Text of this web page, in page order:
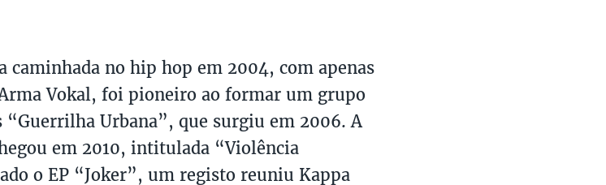
caminhada no hip hop em 2004, com apenas
Vokal, foi pioneiro ao formar um grupo
“Guerrilha Urbana”, que surgiu em 2006. A
em 2010, intitulada “Violência
o EP “Joker”, um registo reuniu Kappa